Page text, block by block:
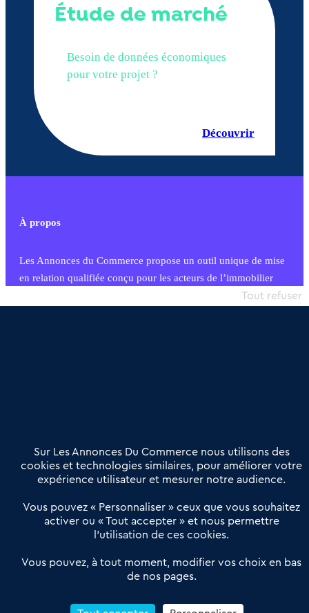
Étude de marché
Besoin de données économiques
pour votre projet ?
Découvrir
À propos
Les Annonces du Commerce propose un outil unique de mise
en relation qualifiée conçu pour les acteurs de l’immobilier
commercial et les collectivités territoriales, simple et intégrant
Offres Pro
Actualités
Qui sommes nous ?
Derniers articles
Réseau 3C : un partenaire national dédié aux transactions
Petitscommerces : Un partenariat au service du commerce de
proximité et des territoires
Sur Les Annonces Du Commerce nous utilisons des
cookies et technologies similaires, pour améliorer votre
expérience utilisateur et mesurer notre audience.
Vous pouvez « Personnaliser » ceux que vous souhaitez
activer ou « Tout accepter » et nous permettre
l’utilisation de ces cookies.
Vous pouvez, à tout moment, modifier vos choix en bas
de nos pages.
Tout refuser